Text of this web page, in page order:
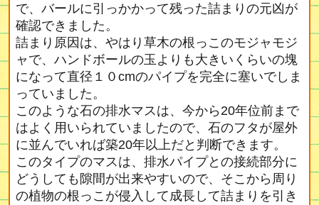
で、バールに引っかかって残った詰まりの元凶が
確認できました。
詰まり原因は、やはり草木の根っこのモジャモジ
ャで、ハンドボールの玉よりも大きいくらいの塊
になって直径１０cmのパイプを完全に塞いでしま
っていました。
このような石の排水マスは、今から20年位前まで
はよく用いられていましたので、石のフタが屋外
に並んでいれば築20年以上だと判断できます。
このタイプのマスは、排水パイプとの接続部分に
どうしても隙間が出来やすいので、そこから周り
の植物の根っこが侵入して成長して詰まりを引き